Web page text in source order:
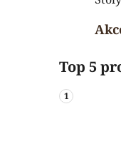
Top 5